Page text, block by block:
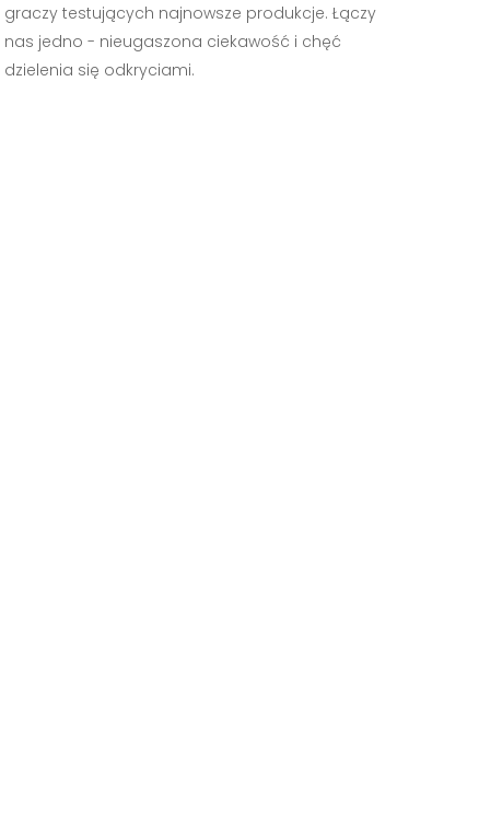
graczy testujących najnowsze produkcje. Łączy
nas jedno - nieugaszona ciekawość i chęć
dzielenia się odkryciami.